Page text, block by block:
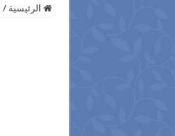
الرئيسية /